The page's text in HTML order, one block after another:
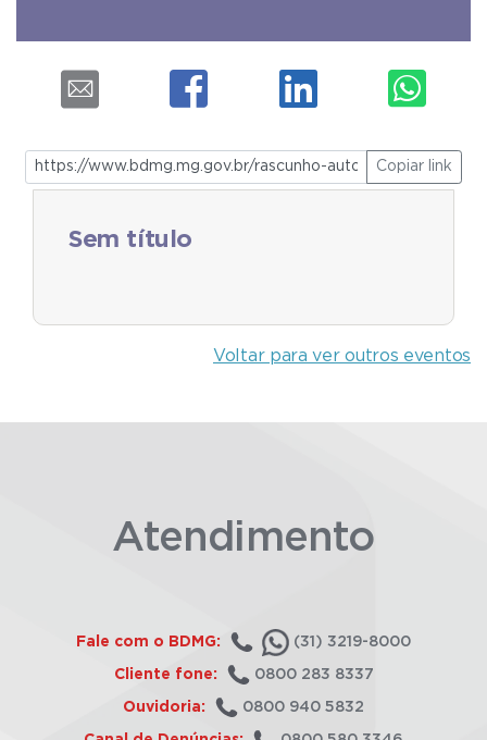
Copiar link
Sem título
Voltar para ver outros eventos
Atendimento
Fale com o BDMG: (31) 3219-8000
Cliente fone: 0800 283 8337
Ouvidoria: 0800 940 5832